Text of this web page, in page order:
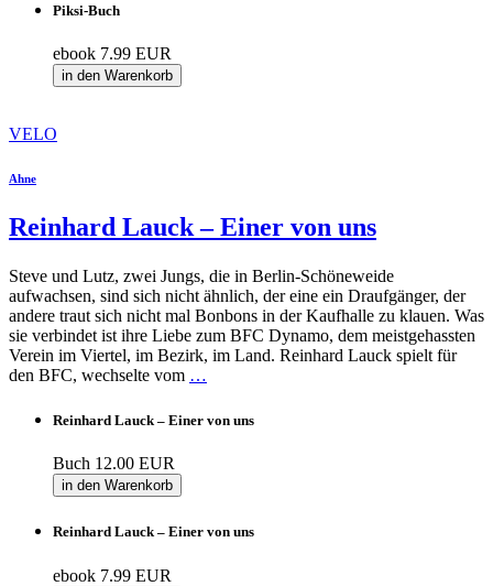
Piksi-Buch
ebook 7.99 EUR
in den Warenkorb
VELO
Ahne
Reinhard Lauck – Einer von uns
Steve und Lutz, zwei Jungs, die in Berlin-Schöneweide
aufwachsen, sind sich nicht ähnlich, der eine ein Draufgänger, der
andere traut sich nicht mal Bonbons in der Kaufhalle zu klauen. Was
sie verbindet ist ihre Liebe zum BFC Dynamo, dem meistgehassten
Verein im Viertel, im Bezirk, im Land. Reinhard Lauck spielt für
den BFC, wechselte vom …
Reinhard Lauck – Einer von uns
Buch 12.00 EUR
in den Warenkorb
Reinhard Lauck – Einer von uns
ebook 7.99 EUR